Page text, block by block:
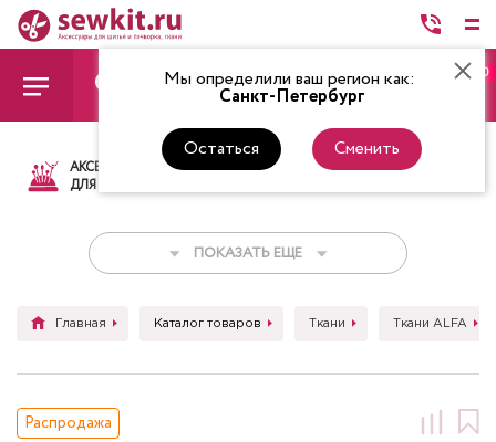
Мы определили ваш регион как:
Санкт-Петербург
Остаться Сменить
0
АКСЕССУАРЫ
ДЛЯ ШИТЬЯ
ТКАНИ НИТКИ
ПОКАЗАТЬ ЕЩЕ
Главная Каталог товаров Ткани Ткани ALFA
Распродажа